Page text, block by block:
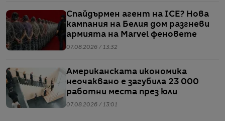
Спайдърмен агент на ICE? Нова
кампания на Белия дом разгневи
армията на Marvel феновете
07.08.2026 / 13:32
Американската икономика
неочаквано е загубила 23 000
работни места през юли
07.08.2026 / 13:01